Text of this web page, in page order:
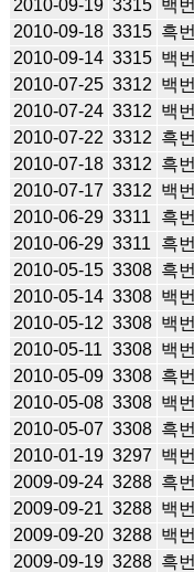
2010-09-19 3315 백번
2010-09-18 3315 흑번
2010-09-14 3315 백번
2010-07-25 3312 백번
2010-07-24 3312 백번
2010-07-22 3312 흑번
2010-07-18 3312 흑번
2010-07-17 3312 백번
2010-06-29 3311 흑번
2010-06-29 3311 흑번
2010-05-15 3308 흑번
2010-05-14 3308 백번
2010-05-12 3308 백번
2010-05-11 3308 백번
2010-05-09 3308 흑번
2010-05-08 3308 백번
2010-05-07 3308 흑번
2010-01-19 3297 백번
2009-09-24 3288 흑번
2009-09-21 3288 백번
2009-09-20 3288 백번
2009-09-19 3288 흑번